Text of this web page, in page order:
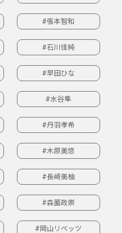
#張本智和
#石川佳純
#早田ひな
#水谷隼
#丹羽孝希
#木原美悠
#長﨑美柚
#森薗政崇
#岡山リベッツ